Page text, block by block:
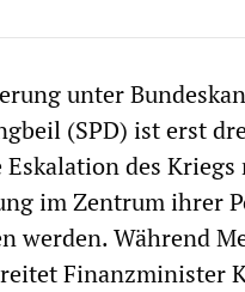
unter
(SPD) ist erst
des
im Zentrum ihrer
werden. Während
Finanzminister